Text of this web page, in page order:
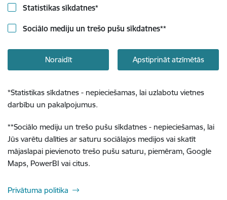
Statistikas sīkdatnes*
Sociālo mediju un trešo pušu sīkdatnes**
Noraidīt Apstiprināt atzīmētās
*Statistikas sīkdatnes - nepieciešamas, lai uzlabotu vietnes
darbību un pakalpojumus.
**Sociālo mediju un trešo pušu sīkdatnes - nepieciešamas, lai
Jūs varētu dalīties ar saturu sociālajos medijos vai skatīt
mājaslapai pievienoto trešo pušu saturu, piemēram, Google
Maps, PowerBI vai citus.
Privātuma politika